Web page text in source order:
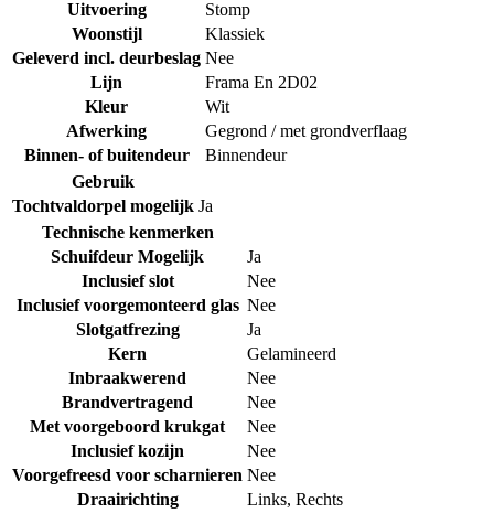
Uitvoering
Stomp
Woonstijl
Klassiek
Geleverd incl. deurbeslag Nee
Lijn
Frama En 2D02
Kleur
Wit
Afwerking
Gegrond / met grondverflaag
Binnen- of buitendeur
Binnendeur
Gebruik
Tochtvaldorpel mogelijk Ja
Technische kenmerken
Schuifdeur Mogelijk
Ja
Inclusief slot
Nee
Inclusief voorgemonteerd glas Nee
Slotgatfrezing
Ja
Kern
Gelamineerd
Inbraakwerend
Nee
Brandvertragend
Nee
Met voorgeboord krukgat
Nee
Inclusief kozijn
Nee
Voorgefreesd voor scharnieren Nee
Draairichting
Links, Rechts